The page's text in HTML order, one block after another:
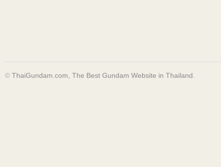
© ThaiGundam.com, The Best Gundam Website in Thailand.